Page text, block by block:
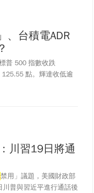
、台積電ADR
普 500 指數收跌
點。輝達收低逾
川習19日將通
禁用」議題，美國財政部
普與習近平進行通話後